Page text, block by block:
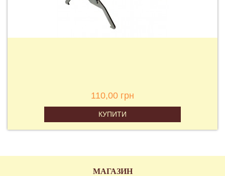
110,00 грн
КУПИТИ
МАГАЗИН